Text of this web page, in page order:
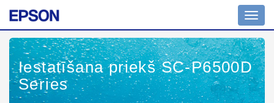
Iestatīšana priekš SC-P6500D
Series